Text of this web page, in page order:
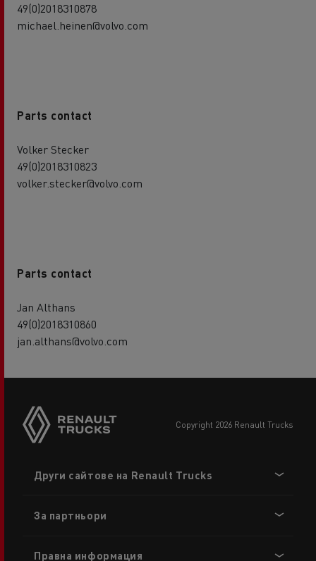
49(0)2018310878
michael.heinen@volvo.com
Parts contact
Volker Stecker
49(0)2018310823
volker.stecker@volvo.com
Parts contact
Jan Althans
49(0)2018310860
jan.althans@volvo.com
copyright 2026 Renault Trucks
menu
Други сайтове на Renault Trucks
За партньори
Правна информация